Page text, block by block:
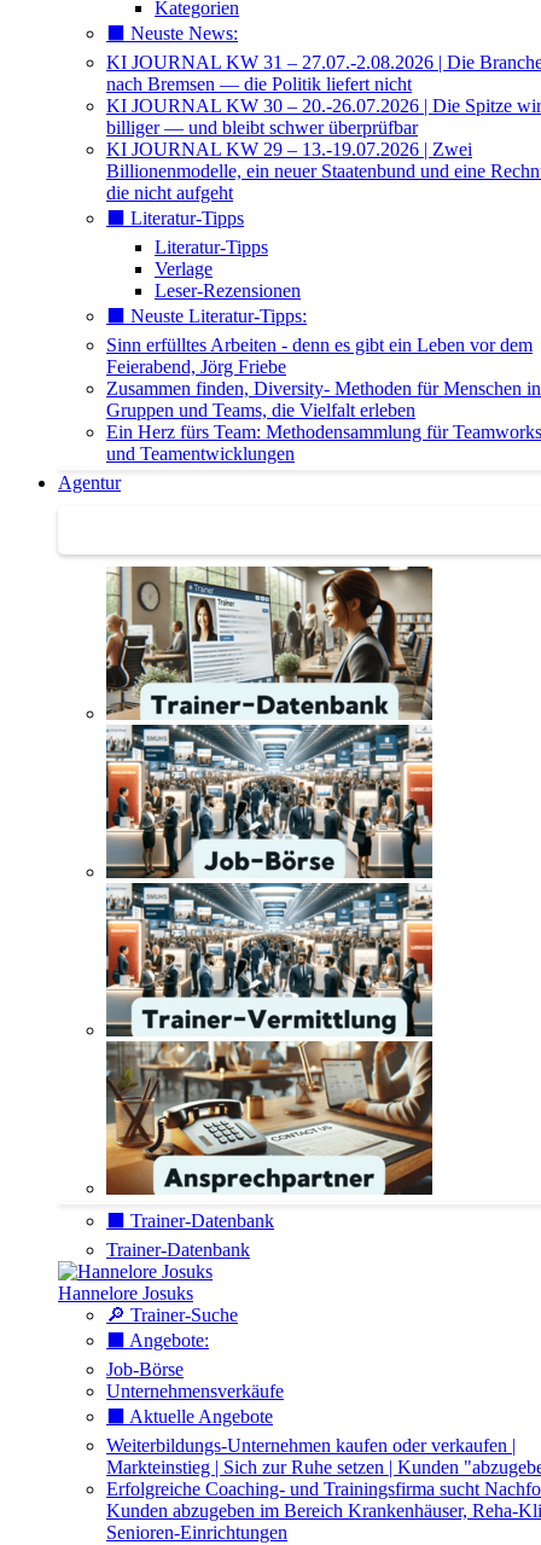
Kategorien
⬛️ Neuste News:
KI JOURNAL KW 31 – 27.07.-2.08.2026 | Die
nach Bremsen — die Politik liefert nicht
KI JOURNAL KW 30 – 20.-26.07.2026 | Die Spitze
billiger — und bleibt schwer überprüfbar
KI JOURNAL KW 29 – 13.-19.07.2026 | Zwei
Billionenmodelle, ein neuer Staatenbund und eine
die nicht aufgeht
⬛️ Literatur-Tipps
Literatur-Tipps
Verlage
Leser-Rezensionen
⬛️ Neuste Literatur-Tipps:
Sinn erfülltes Arbeiten - denn es gibt ein Leben vor dem
Feierabend, Jörg Friebe
Zusammen finden, Diversity- Methoden für Menschen in
Gruppen und Teams, die Vielfalt erleben
Ein Herz fürs Team: Methodensammlung für
und Teamentwicklungen
Agentur
⬛️ Trainer-Datenbank
Trainer-Datenbank
Hannelore Josuks
🔎 Trainer-Suche
⬛️ Angebote:
Job-Börse
Unternehmensverkäufe
⬛️ Aktuelle Angebote
Weiterbildungs-Unternehmen kaufen oder verkaufen |
Markteinstieg | Sich zur Ruhe setzen | Kunden
Erfolgreiche Coaching- und Trainingsfirma sucht
Kunden abzugeben im Bereich Krankenhäuser, Reha-
Senioren-Einrichtungen